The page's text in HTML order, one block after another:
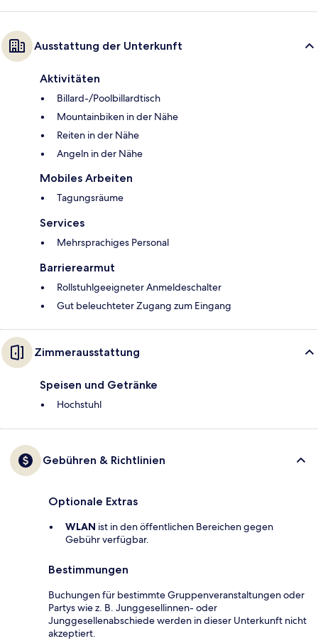
Ausstattung der Unterkunft
Aktivitäten
Billard-/Poolbillardtisch
Mountainbiken in der Nähe
Reiten in der Nähe
Angeln in der Nähe
Mobiles Arbeiten
Tagungsräume
Services
Mehrsprachiges Personal
Barrierearmut
Rollstuhlgeeigneter Anmeldeschalter
Gut beleuchteter Zugang zum Eingang
Zimmerausstattung
Speisen und Getränke
Hochstuhl
Gebühren & Richtlinien
Optionale Extras
WLAN ist in den öffentlichen Bereichen gegen
Gebühr verfügbar.
Bestimmungen
Buchungen für bestimmte Gruppenveranstaltungen oder
Partys wie z. B. Junggesellinnen- oder
Junggesellenabschiede werden in dieser Unterkunft nicht
akzeptiert.